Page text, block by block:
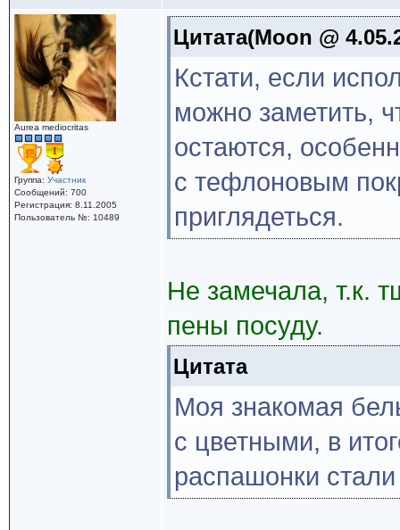
Aurea mediocritas
Группа: Участник
Сообщений: 700
Регистрация: 8.11.2005
Пользователь №: 10489
Цитата(Moon @
Кстати, если
можно заметить,
остаются,
с тефлоновым
приглядеться.
Не замечала, т.к.
пены посуду.
Цитата
Моя знакомая
с цветными, в
распашонки